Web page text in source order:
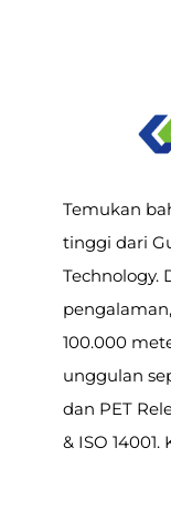
Temukan
tinggi dari
Technology.
100.000
unggulan
dan PET
& ISO